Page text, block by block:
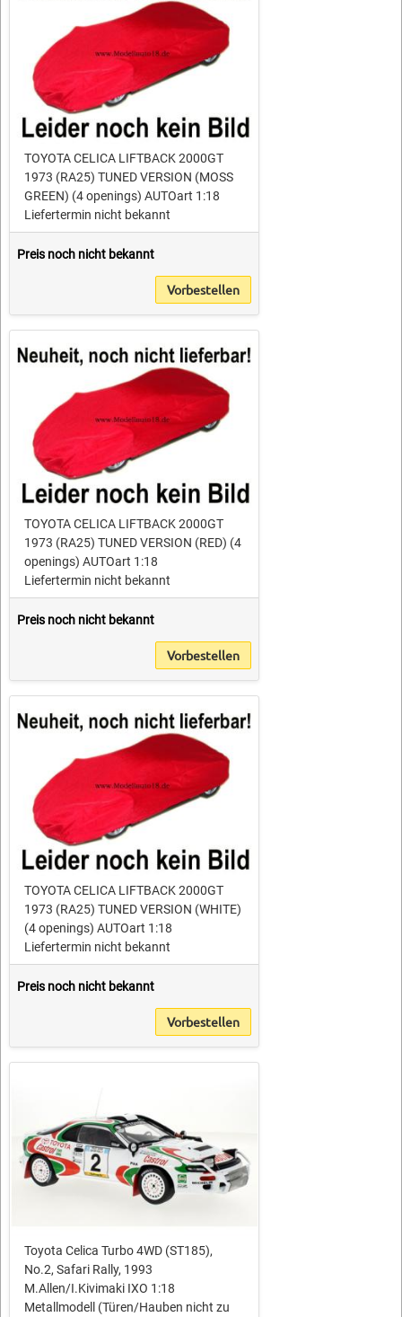
TOYOTA CELICA LIFTBACK 2000GT
1973 (RA25) TUNED VERSION (MOSS
GREEN) (4 openings) AUTOart 1:18
Liefertermin nicht bekannt
Preis noch nicht bekannt
Vorbestellen
TOYOTA CELICA LIFTBACK 2000GT
1973 (RA25) TUNED VERSION (RED) (4
openings) AUTOart 1:18
Liefertermin nicht bekannt
Preis noch nicht bekannt
Vorbestellen
TOYOTA CELICA LIFTBACK 2000GT
1973 (RA25) TUNED VERSION (WHITE)
(4 openings) AUTOart 1:18
Liefertermin nicht bekannt
Preis noch nicht bekannt
Vorbestellen
Toyota Celica Turbo 4WD (ST185),
No.2, Safari Rally, 1993
M.Allen/I.Kivimaki IXO 1:18
Metallmodell (Türen/Hauben nicht zu